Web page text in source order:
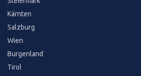
Kärnten
Salzburg
Wien
Burgenland
Tirol